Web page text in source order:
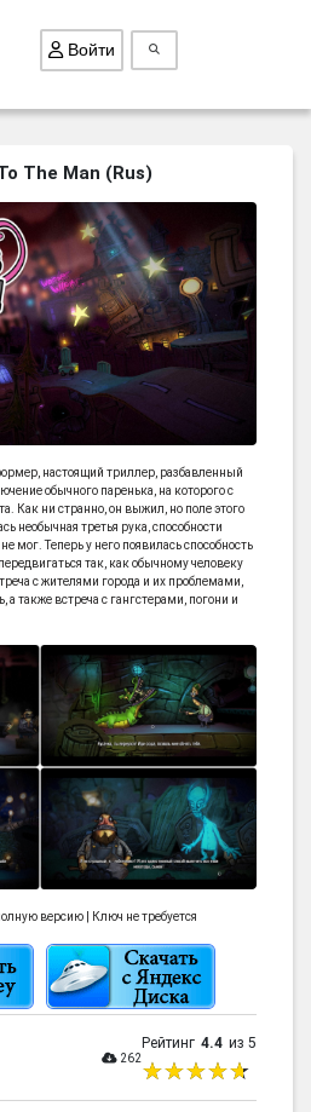
Войти
The Man (Rus)
настоящий триллер, разбавленный
обычного паренька, на которого с
Как ни странно, он выжил, но поле этого
необычная третья рука, способности
мог. Теперь у него появилась способность
так, как обычному человеку
с жителями города и их проблемами,
также встреча с гангстерами, погони и
версию | Ключ не требуется
262
Рейтинг 4.4 из 5